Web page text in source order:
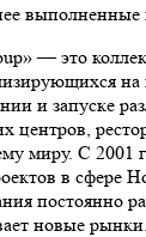
выполненные
— это
на
и запуске
центров,
миру. С 2001
в сфере
постоянно
новые рынки.